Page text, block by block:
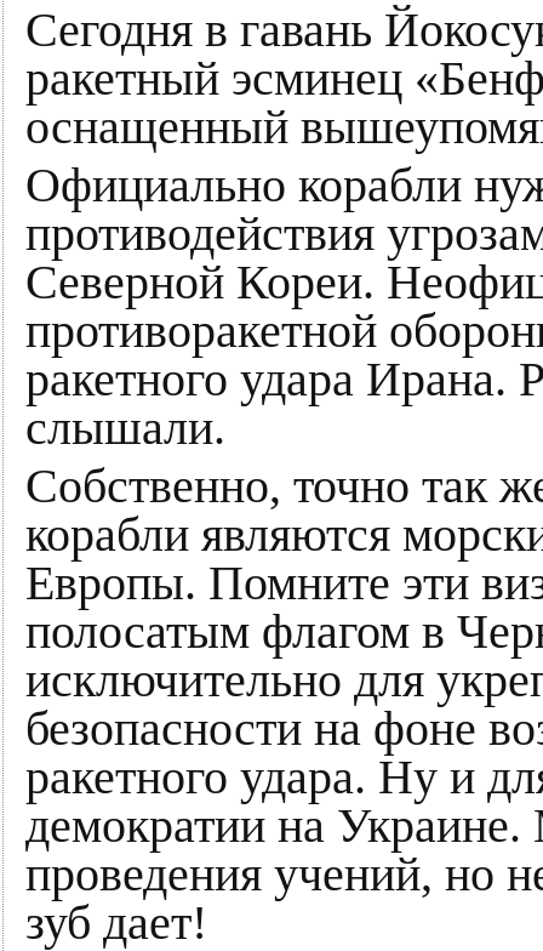
Сегодня в гавань
ракетный эсминец
оснащенный
Официально корабли
противодействия
Северной Кореи.
противоракетной
ракетного удара Ирана.
слышали.
Собственно, точно так
корабли являются
Европы. Помните эти
полосатым флагом в
исключительно для
безопасности на фоне
ракетного удара. Ну и
демократии на
проведения учений, но
зуб дает!